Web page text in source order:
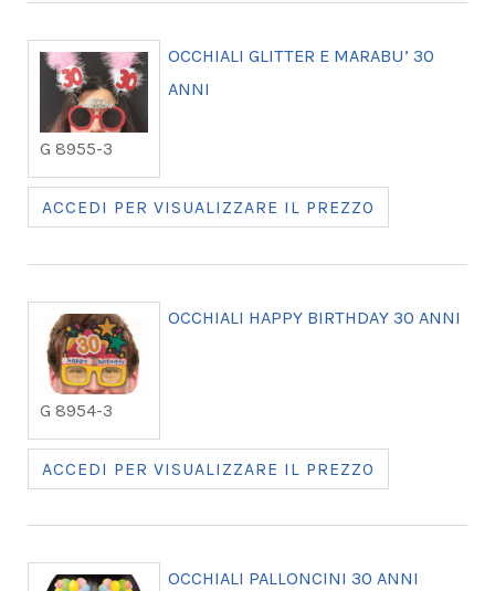
G 8955-3
OCCHIALI GLITTER E MARABU’ 30
ANNI
ACCEDI PER VISUALIZZARE IL PREZZO
G 8954-3
OCCHIALI HAPPY BIRTHDAY 30 ANNI
ACCEDI PER VISUALIZZARE IL PREZZO
OCCHIALI PALLONCINI 30 ANNI